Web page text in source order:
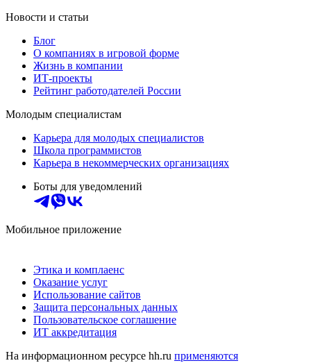
Новости и статьи
Блог
О компаниях в игровой форме
Жизнь в компании
ИТ-проекты
Рейтинг работодателей России
Молодым специалистам
Карьера для молодых специалистов
Школа программистов
Карьера в некоммерческих организациях
Боты для уведомлений
Мобильное приложение
Этика и комплаенс
Оказание услуг
Использование сайтов
Защита персональных данных
Пользовательское соглашение
ИТ аккредитация
На информационном ресурсе hh.ru применяются